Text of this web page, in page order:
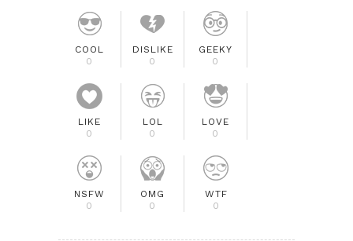
COOL
0
DISLIKE
0
GEEKY
0
LIKE
0
LOL
0
LOVE
0
NSFW
0
OMG
0
WTF
0